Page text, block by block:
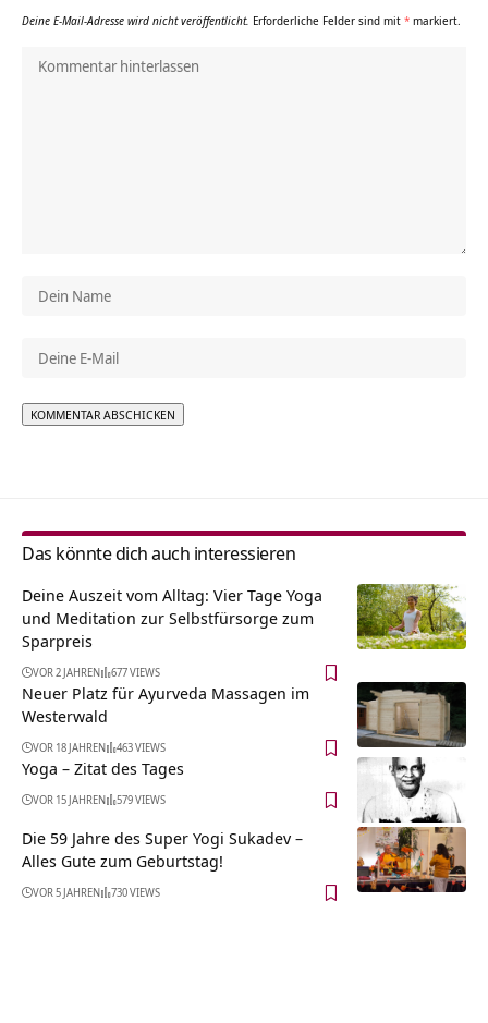
Deine E-Mail-Adresse wird nicht veröffentlicht. Erforderliche Felder sind mit * markiert.
Das könnte dich auch interessieren
Deine Auszeit vom Alltag: Vier Tage Yoga
und Meditation zur Selbstfürsorge zum
Sparpreis
VOR 2 JAHREN 677 VIEWS
Neuer Platz für Ayurveda Massagen im
Westerwald
VOR 18 JAHREN 463 VIEWS
Yoga – Zitat des Tages
VOR 15 JAHREN 579 VIEWS
Die 59 Jahre des Super Yogi Sukadev –
Alles Gute zum Geburtstag!
VOR 5 JAHREN 730 VIEWS